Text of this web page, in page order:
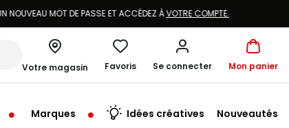
Votre magasin
09:30
Favoris Se connecter Mon panier
Marques Idées créatives Nouveautés